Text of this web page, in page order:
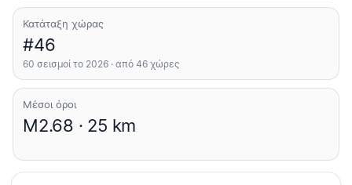
Κατάταξη χώρας
#46
60 σεισμοί το 2026 · από 46 χώρες
Μέσοι όροι
M2.68 · 25 km